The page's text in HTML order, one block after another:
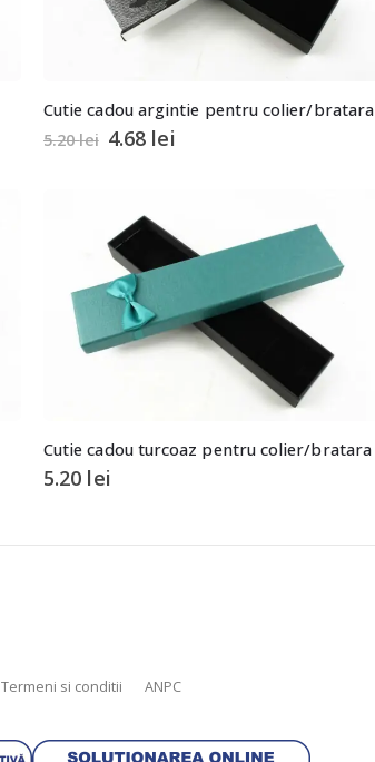
Cutie cadou argintie pentru colier/bratara
5.20lei 4.68 lei
Cutie cadou turcoaz pentru colier/bratara
5.20 lei
Termeni si conditii ANPC